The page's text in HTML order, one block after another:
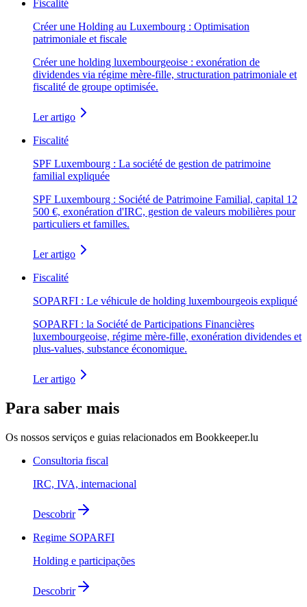
Fiscalité
Créer une Holding au Luxembourg : Optimisation
patrimoniale et fiscale
Créer une holding luxembourgeoise : exonération de
dividendes via régime mère-fille, structuration patrimoniale et
fiscalité de groupe optimisée.
Ler artigo
Fiscalité
SPF Luxembourg : La société de gestion de patrimoine
familial expliquée
SPF Luxembourg : Société de Patrimoine Familial, capital 12
500 €, exonération d'IRC, gestion de valeurs mobilières pour
particuliers et familles.
Ler artigo
Fiscalité
SOPARFI : Le véhicule de holding luxembourgeois expliqué
SOPARFI : la Société de Participations Financières
luxembourgeoise, régime mère-fille, exonération dividendes et
plus-values, substance économique.
Ler artigo
Para saber mais
Os nossos serviços e guias relacionados em Bookkeeper.lu
Consultoria fiscal
IRC, IVA, internacional
Descobrir
Regime SOPARFI
Holding e participações
Descobrir